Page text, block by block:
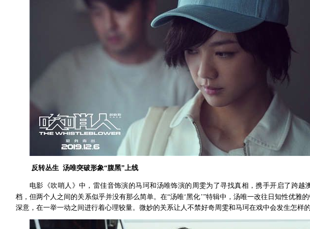
反转丛生 汤唯突破形象“腹黑”上线
电影《吹哨人》中，雷佳音饰演的马珂和汤唯饰演的周雯为了寻找真相，携手开启了跨
档，但两个人之间的关系似乎并没有那么简单。在“汤唯‘黑化’”特辑中，汤唯一改往日知性优雅
深意，在一举一动之间进行着心理较量。微妙的关系让人不禁好奇周雯和马珂在戏中会发生怎样的